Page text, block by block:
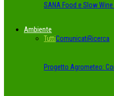
SANA Food e Slow Wine
Ambiente
TuttiComunicatiRicerca
Progetto Agrometeo: